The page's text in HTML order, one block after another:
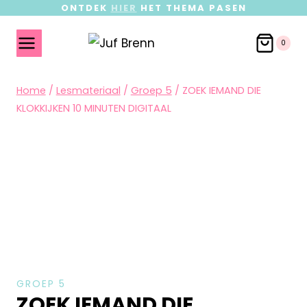
ONTDEK HIER HET THEMA PASEN
0
Home / Lesmateriaal / Groep 5 / ZOEK IEMAND DIE
KLOKKIJKEN 10 MINUTEN DIGITAAL
GROEP 5